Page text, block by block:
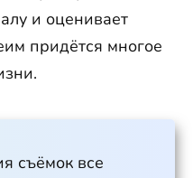
и оценивает
придётся многое
съёмок все